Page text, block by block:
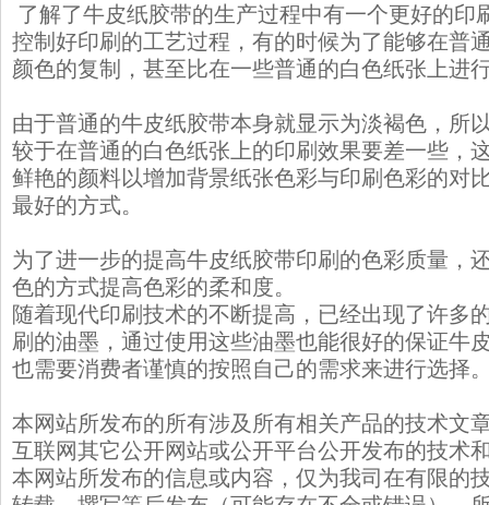
了解了牛皮纸胶带的生产过程中有一个更好的印
控制好印刷的工艺过程，有的时候为了能够在普
颜色的复制，甚至比在一些普通的白色纸张上进
由于普通的牛皮纸胶带本身就显示为淡褐色，所
较于在普通的白色纸张上的印刷效果要差一些，
鲜艳的颜料以增加背景纸张色彩与印刷色彩的对
最好的方式。
为了进一步的提高牛皮纸胶带印刷的色彩质量，
色的方式提高色彩的柔和度。
随着现代印刷技术的不断提高，已经出现了许多
刷的油墨，通过使用这些油墨也能很好的保证牛
也需要消费者谨慎的按照自己的需求来进行选择
本网站所发布的所有涉及所有相关产品的技术文
互联网其它公开网站或公开平台公开发布的技术
本网站所发布的信息或内容，仅为我司在有限的